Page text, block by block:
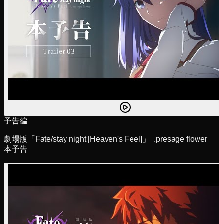
予告編
劇場版「Fate/stay night [Heaven's Feel]」 I.presage flower
本予告